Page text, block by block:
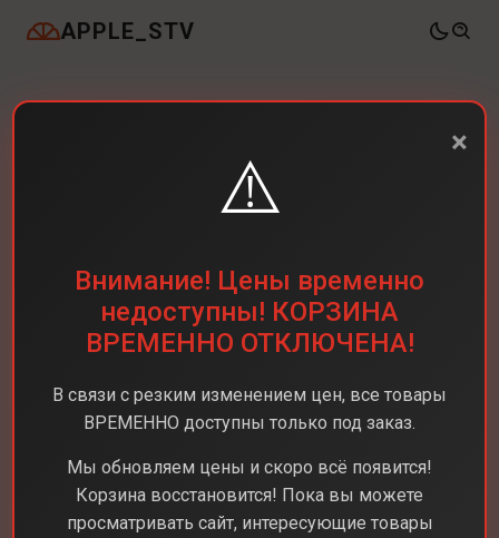
APPLE_STV
СМАРТ-ЧАСЫ
Выберите бренд
×
⚠️
Внимание! Цены временно
недоступны! КОРЗИНА
ВРЕМЕННО ОТКЛЮЧЕНА!
В связи с резким изменением цен, все товары
ВРЕМЕННО доступны только под заказ.
Мы обновляем цены и скоро всё появится!
Корзина восстановится! Пока вы можете
просматривать сайт, интересующие товары